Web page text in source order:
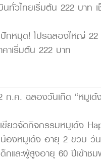
วไทยเริ่มต้น 222 บาท เ
ปักหมุด! โปรฉลองใหญ่
าเริ่มต้น 222 บาท
ก.ค. ฉลองวันเกิด “หมูเ
ขียวจัดกิจกรรมหมูเด้ง
องหมูเด้ง อายุ 2 ขวบ วั
กและผู้สูงอายุ 60 ปีเข้าช